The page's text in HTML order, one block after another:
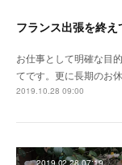
フランス出張を終え
お仕事として明確な目
てです。更に長期のお
2019.10.28 09:00
2019.02.28 07:19